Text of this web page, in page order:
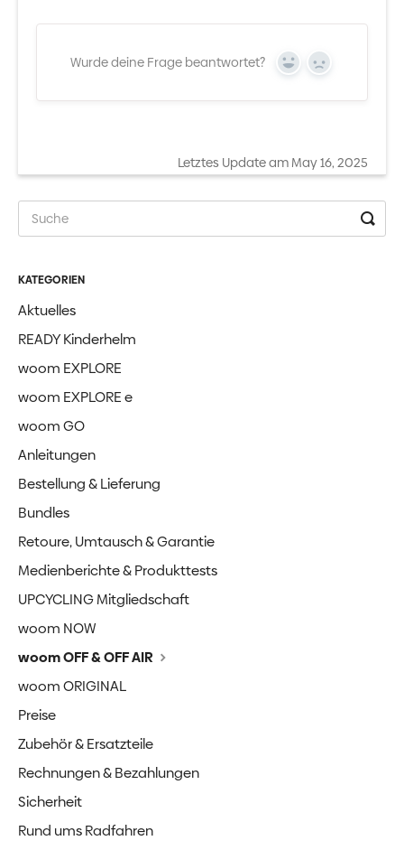
Wurde deine Frage beantwortet? Yes No
Letztes Update am May 16, 2025
KATEGORIEN
Aktuelles
READY Kinderhelm
woom EXPLORE
woom EXPLORE e
woom GO
Anleitungen
Bestellung & Lieferung
Bundles
Retoure, Umtausch & Garantie
Medienberichte & Produkttests
UPCYCLING Mitgliedschaft
woom NOW
woom OFF & OFF AIR
woom ORIGINAL
Preise
Zubehör & Ersatzteile
Rechnungen & Bezahlungen
Sicherheit
Rund ums Radfahren